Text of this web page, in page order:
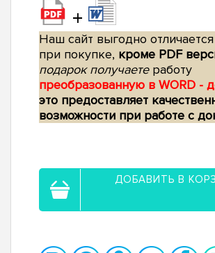
+
Наш сайт выгодно
при покупке, кроме PDF
подарок получаетеработу
преобразованную в WORD -
это предоставляет
возможности при работе с
ДОБАВИТЬ В